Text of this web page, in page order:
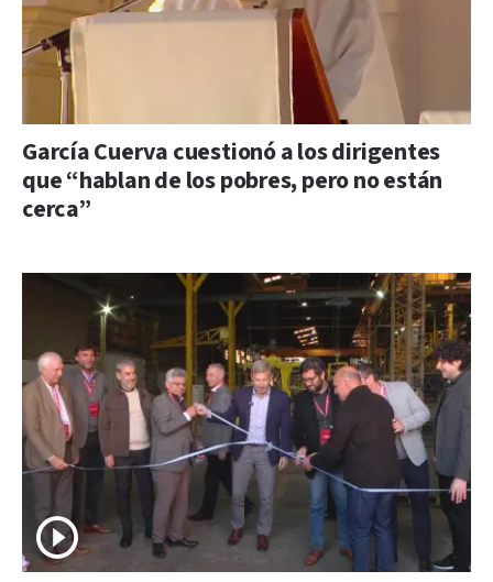
García Cuerva cuestionó a los dirigentes
que “hablan de los pobres, pero no están
cerca”